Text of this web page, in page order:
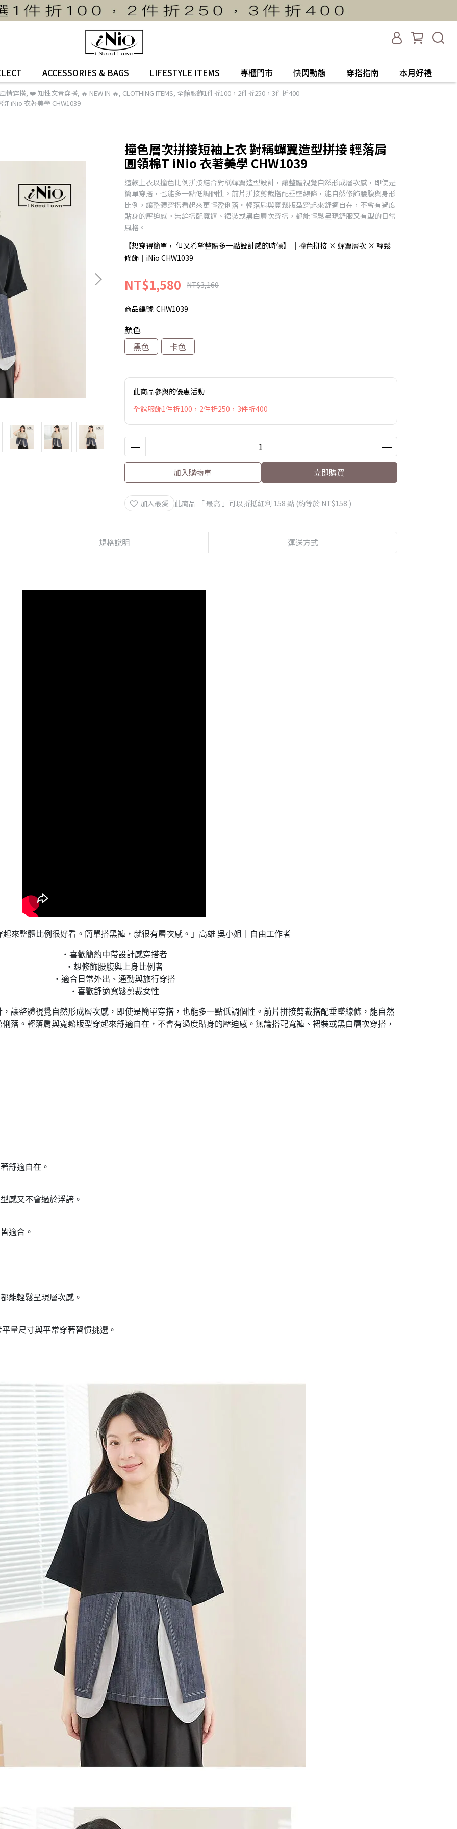
ACCESSORIES & BAGS LIFESTYLE ITEMS 專櫃門市 快閃動態 穿搭指南 本月好禮
情穿搭, ❤️ 知性文青穿搭, 🔥 NEW IN 🔥, CLOTHING ITEMS, 全館服飾1件折100，2件折250，3件折400
T iNio 衣著美學 CHW1039
撞色層次拼接短袖上衣 對稱蟬翼造型拼接 輕落肩
圓領棉T iNio 衣著美學 CHW1039
這款上衣以撞色比例拼接結合對稱蟬翼造型設計，讓整體視覺自然形成層次感，即使是
簡單穿搭，也能多一點低調個性。前片拼接剪裁搭配垂墜線條，能自然修飾腰腹與身形
比例，讓整體穿搭看起來更輕盈俐落。輕落肩與寬鬆版型穿起來舒適自在，不會有過度
貼身的壓迫感。無論搭配寬褲、裙裝或黑白層次穿搭，都能輕鬆呈現舒服又有型的日常
風格。
【想穿得簡單， 但又希望整體多一點設計感的時候】 ｜撞色拼接 × 蟬翼層次 × 輕鬆
修飾｜iNio CHW1039
NT$1,580 NT$3,160
商品編號: CHW1039
顏色
黑色
卡色
此商品參與的優惠活動
全館服飾1件折100，2件折250，3件折400
加入購物車 立即購買
加入最愛 此商品 「 最高 」可以折抵紅利 158 點 (約等於 NT$158 )
規格說明 運送方式
起來整體比例很好看。簡單搭黑褲，就很有層次感。」高雄 吳小姐｜自由工作者
・喜歡簡約中帶設計感穿搭者
・想修飾腰腹與上身比例者
・適合日常外出、通勤與旅行穿搭
・喜歡舒適寬鬆剪裁女性
讓整體視覺自然形成層次感，即使是簡單穿搭，也能多一點低調個性。前片拼接剪裁搭配垂墜線條，能自然
落。輕落肩與寬鬆版型穿起來舒適自在，不會有過度貼身的壓迫感。無論搭配寬褲、裙裝或黑白層次穿搭，
舒適自在。
感又不會過於浮誇。
適合。
能輕鬆呈現層次感。
量尺寸與平常穿著習慣挑選。